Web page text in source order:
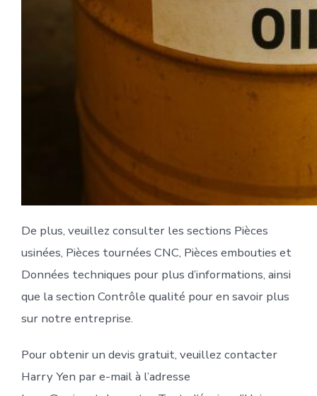
De plus, veuillez consulter les sections Pièces
usinées, Pièces tournées CNC, Pièces embouties et
Données techniques pour plus d’informations, ainsi
que la section Contrôle qualité pour en savoir plus
sur notre entreprise.
Pour obtenir un devis gratuit, veuillez contacter
Harry Yen par e-mail à l’adresse